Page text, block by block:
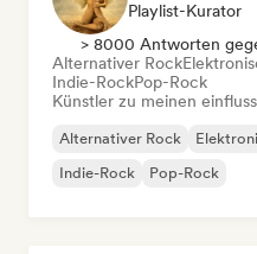
Playlist-Kurator
> 8000 Antworten
Alternativer Rock
Indie-RockPop-Rock
Künstler zu meinen
Alternativer Rock
Indie-Rock
Pop-Rock